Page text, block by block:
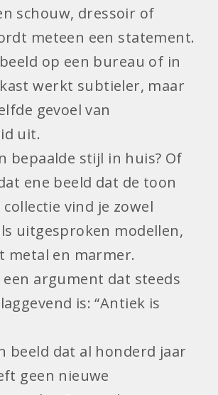
schouw, dressoir of
meteen een statement.
op een bureau of in
werkt subtieler, maar
gevoel van
uit.
bepaalde stijl in huis? Of
ene beeld dat de toon
collectie vind je zowel
uitgesproken modellen,
metal en marmer.
een argument dat steeds
is: “Antiek is
beeld dat al honderd jaar
geen nieuwe